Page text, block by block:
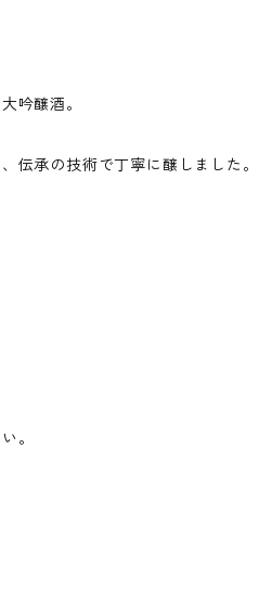
吟醸酒。
伝承の技術で丁寧に醸しました
。